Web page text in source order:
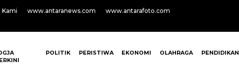
Kami www.antaranews.com
www.antarafoto.com
POLITIK PERISTIWA EKONOMI OLAHRAGA PENDIDIKAN